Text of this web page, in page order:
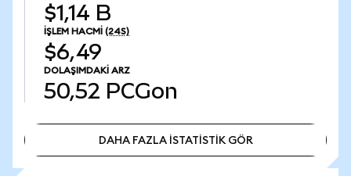
$1,14 B
İŞLEM HACMI (24S)
$6,49
DOLAŞIMDAKI ARZ
50,52 PCGon
DAHA FAZLA İSTATİSTİK GÖR